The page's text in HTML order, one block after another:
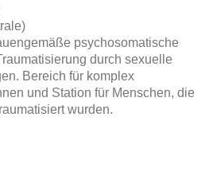
psychosomatische
durch sexuelle
Bereich für komplex
und Station für Menschen, die
wurden.